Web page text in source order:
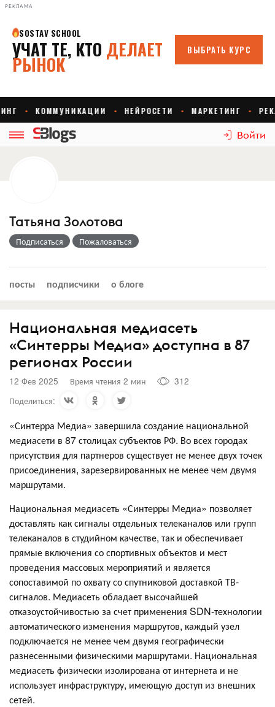
РЕКЛАМА
Войти
Татьяна Золотова
Подписаться Пожаловаться
посты подписчики о блоге
Национальная медиасеть
«Синтерры Медиа» доступна в 87
регионах России
12 Фев 2025 Время чтения 2 мин
312
Поделиться:
«Синтерра Медиа» завершила создание национальной
медиасети в 87 столицах субъектов РФ. Во всех городах
присутствия для партнеров существует не менее двух точек
присоединения, зарезервированных не менее чем двумя
маршрутами.
Национальная медиасеть «Синтерры Медиа» позволяет
доставлять как сигналы отдельных телеканалов или групп
телеканалов в студийном качестве, так и обеспечивает
прямые включения со спортивных объектов и мест
проведения массовых мероприятий и является
сопоставимой по охвату со спутниковой доставкой ТВ-
сигналов. Медиасеть обладает высочайшей
отказоустойчивостью за счет применения SDN-технологии
автоматического изменения маршрутов, каждый узел
подключается не менее чем двумя географически
разнесенными физическими маршрутами. Национальная
медиасеть физически изолирована от интернета и не
использует инфраструктуру, имеющую доступ из внешних
сетей.